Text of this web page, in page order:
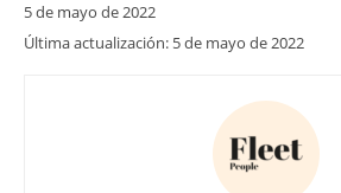
5 de mayo de 2022
Última actualización: 5 de mayo de 2022